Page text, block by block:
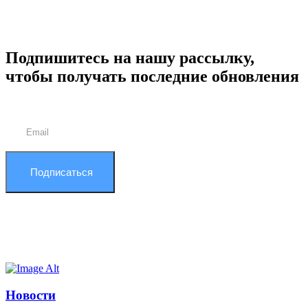
Подпишитесь на нашу рассылку,
чтобы получать последние обновления
Подписаться
Новости